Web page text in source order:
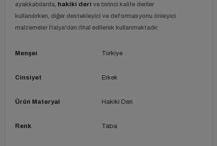
ayakkabılarda, hakiki deri ve birinci kalite deriler
kullanılırken, diğer destekleyici ve deformasyonu önleyici
malzemeler İtalya'dan ithal edilerek kullanmaktadır.
Menşei Türkiye
Cinsiyet Erkek
Ürün Materyal Hakiki Deri
Renk Taba